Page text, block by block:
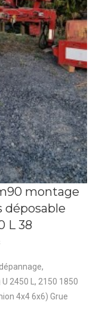
montage
déposable
L 38
2450 L, 2150 1850
4x4 6x6) Grue